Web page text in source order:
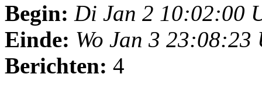
Begin: Di Jan 2 10:02:00
Einde: Wo Jan 3 23:08:23
Berichten: 4